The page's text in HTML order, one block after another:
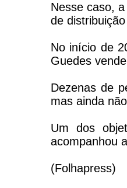
Nesse caso,
de
No início de
Guedes
Dezenas de
mas ainda
Um dos
acompanhou
(Folhapress)